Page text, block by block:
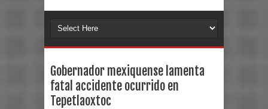
Gobernador mexiquense lamenta
fatal accidente ocurrido en
Tepetlaoxtoc